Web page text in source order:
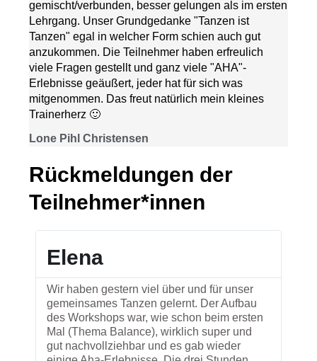
gemischt/verbunden, besser gelungen als im ersten
Lehrgang. Unser Grundgedanke "Tanzen ist
Tanzen" egal in welcher Form schien auch gut
anzukommen. Die Teilnehmer haben erfreulich
viele Fragen gestellt und ganz viele "AHA"-
Erlebnisse geäußert, jeder hat für sich was
mitgenommen. Das freut natürlich mein kleines
Trainerherz 🙂
Lone Pihl Christensen
Rückmeldungen der
Teilnehmer*innen
Elena
Wir haben gestern viel über und für unser
gemeinsames Tanzen gelernt. Der Aufbau
des Workshops war, wie schon beim ersten
Mal (Thema Balance), wirklich super und
gut nachvollziehbar und es gab wieder